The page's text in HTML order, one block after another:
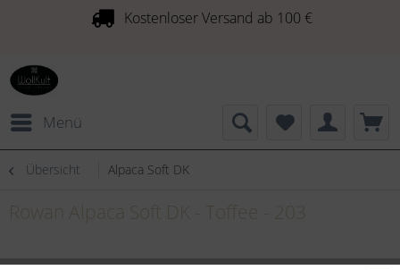
Kostenloser Versand ab 100 €
Menü
Übersicht Alpaca Soft DK